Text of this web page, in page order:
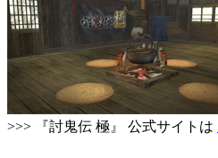
>>> 『討鬼伝 極』 公式サイトは